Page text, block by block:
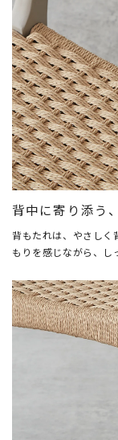
背中に寄り添う
背もたれは、やさしく
もりを感じながら、し